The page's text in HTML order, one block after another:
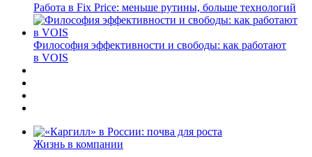
Работа в Fix Price: меньше рутины, больше технологий
Философия эффективности и свободы: как работают
в VOIS
Жизнь в компании